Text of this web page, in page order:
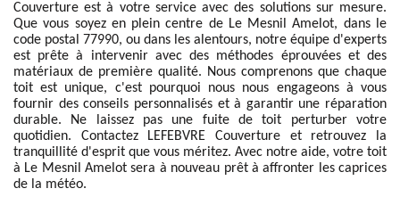
Couverture est à votre service avec des solutions sur mesure.
Que vous soyez en plein centre de Le Mesnil Amelot, dans le
code postal 77990, ou dans les alentours, notre équipe d'experts
est prête à intervenir avec des méthodes éprouvées et des
matériaux de première qualité. Nous comprenons que chaque
toit est unique, c'est pourquoi nous nous engageons à vous
fournir des conseils personnalisés et à garantir une réparation
durable. Ne laissez pas une fuite de toit perturber votre
quotidien. Contactez LEFEBVRE Couverture et retrouvez la
tranquillité d'esprit que vous méritez. Avec notre aide, votre toit
à Le Mesnil Amelot sera à nouveau prêt à affronter les caprices
de la météo.